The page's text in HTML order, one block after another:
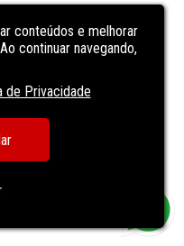
conteúdos e melhorar
continuar navegando,
de Privacidade